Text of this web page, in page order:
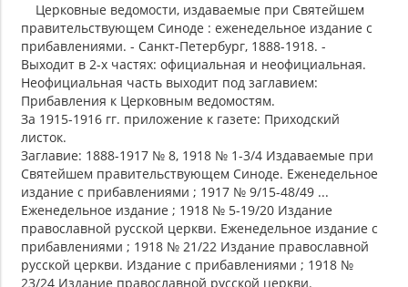
Церковные ведомости, издаваемые при Святейшем
правительствующем Синоде : еженедельное издание с
прибавлениями. - Санкт-Петербург, 1888-1918. -
Выходит в 2-х частях: официальная и неофициальная.
Неофициальная часть выходит под заглавием:
Прибавления к Церковным ведомостям.
За 1915-1916 гг. приложение к газете: Приходский
листок.
Заглавие: 1888-1917 № 8, 1918 № 1-3/4 Издаваемые при
Святейшем правительствующем Синоде. Еженедельное
издание с прибавлениями ; 1917 № 9/15-48/49 ...
Еженедельное издание ; 1918 № 5-19/20 Издание
православной русской церкви. Еженедельное издание с
прибавлениями ; 1918 № 21/22 Издание православной
русской церкви. Издание с прибавлениями ; 1918 №
23/24 Издание православной русской церкви.